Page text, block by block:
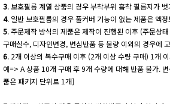
3. 보호필름 계열 상품의 경우 부착부위 흡착 필름지가
4. 일반 보호필름의 경우 풀커버 기능이 없는 제품은 액
5. 주문제작 방식의 제품은 제작이 진행된 이후 (주문상
구매실수, 디자인변경, 변심반품 등 불량 이외의 경우에
6. 2개 이상의 복수구매 이후 (2개 이상 수량 구매) 1개
예=> A 상품 10개 구매 후 9개 수량에 대해 반품 불가.
품은 패키지 단위로 1개]